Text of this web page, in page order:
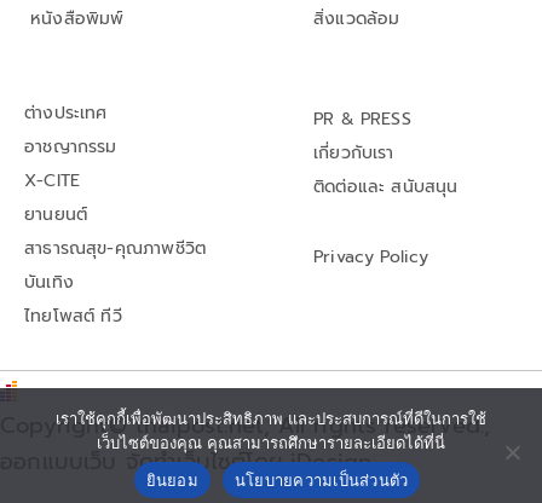
หนังสือพิมพ์
สิ่งแวดล้อม
ต่างประเทศ
อาชญากรรม
X-CITE
ยานยนต์
สาธารณสุข-คุณภาพชีวิต
บันเทิง
ไทยโพสต์ ทีวี
PR & PRESS
เกี่ยวกับเรา
ติดต่อและ สนับสนุน
Privacy Policy
Copyright© thaipost.net, All rights reserved.,
ออกแบบเว็บ จัดทำเว็บไซต์โดย iDesign
เราใช้คุกกี้เพื่อพัฒนาประสิทธิภาพ และประสบการณ์ที่ดีในการใช้
เว็บไซต์ของคุณ คุณสามารถศึกษารายละเอียดได้ที่นี่
ยินยอม
นโยบายความเป็นส่วนตัว